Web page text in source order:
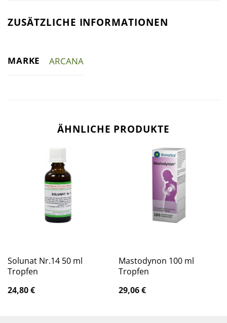
ZUSÄTZLICHE INFORMATIONEN
MARKE ARCANA
ÄHNLICHE PRODUKTE
Solunat Nr.14 50 ml
Tropfen
24,80€
Mastodynon 100 ml
Tropfen
29,06€